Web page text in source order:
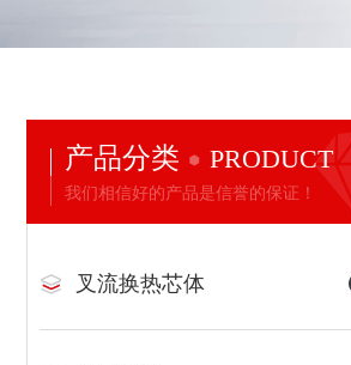
产品分类 PRODUCT
我们相信好的产品是信誉的保证！
叉流换热芯体